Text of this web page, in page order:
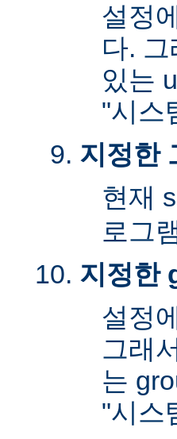
설정
다.
있는
"시스
지정한
현재
로그
지정한
설정
그래
는
"시스